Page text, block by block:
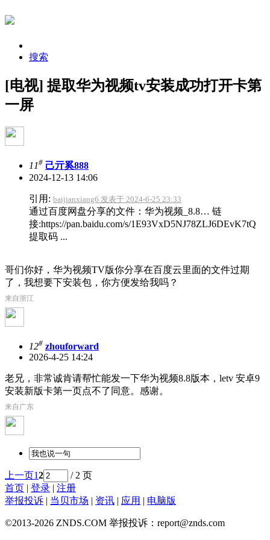
搜索
[电视] 提取华为视频tv安装成功打开卡第
一屏
11# 己亓奚888
2024-12-13 14:06
引用: baijianxiang6 发表于 2024-6-25 23:33
通过百度网盘分享的文件：华为视频_8.8… 链
接:https://pan.baidu.com/s/1E93VxD5NJ78ZLJ6DEvK7tQ
提取码 ...
哥们你好，华为视频TV版你分享在百度云里面的文件过期
了，我想要下安装包，你方便发给我吗？
来自浙江
12# zhouforward
2026-4-25 14:24
老兄，非常诚肯请帮忙能发一下华为视频8.8版本，letv 安卓9
安装新版卡第一页点不了同意。感谢。
来自广东
上一页12
/ 2 页
首页 | 登录 | 注册
举报投诉 | 当贝市场 | 资讯 | 应用 | 电脑版
©2013-2026 ZNDS.COM 举报投诉：report@znds.com